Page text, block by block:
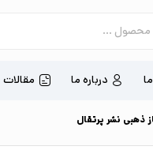
درباره ما مقالات
ذهبی نشر پرتقال